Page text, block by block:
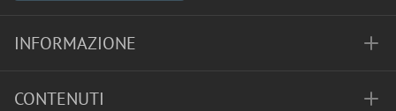
INFORMAZIONE
CONTENUTI